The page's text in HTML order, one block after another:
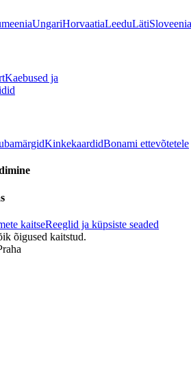
UngariHorvaatiaLeeduLätiSloveenia
Kaebused ja
KinkekaardidBonami ettevõtetele
kaitseReeglid ja küpsiste seaded
õigused kaitstud.